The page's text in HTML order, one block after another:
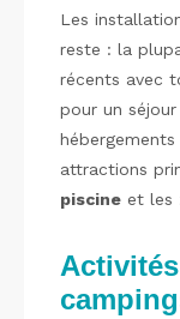
Les
reste : la
récents avec
pour un
attractions
piscine et les